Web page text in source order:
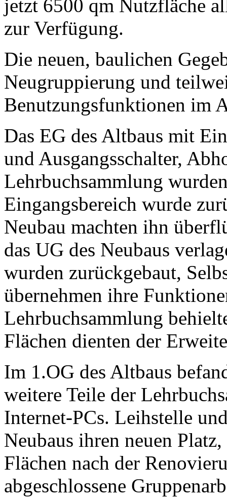
jetzt 6500 qm Nutzfläche
zur Verfügung.
Die neuen, baulichen
Neugruppierung und
Benutzungsfunktionen im
Das EG des Altbaus mit
und Ausgangsschalter,
Lehrbuchsammlung
Eingangsbereich wurde
Neubau machten ihn
das UG des Neubaus
wurden zurückgebaut,
übernehmen ihre
Lehrbuchsammlung
Flächen dienten der
Im 1.OG des Altbaus
weitere Teile der
Internet-PCs. Leihstelle
Neubaus ihren neuen
Flächen nach der
abgeschlossene